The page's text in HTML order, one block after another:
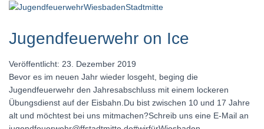
Jugendfeuerwehr on Ice
Veröffentlicht: 23. Dezember 2019
Bevor es im neuen Jahr wieder losgeht, beging die
Jugendfeuerwehr den Jahresabschluss mit einem lockeren
Übungsdienst auf der Eisbahn.Du bist zwischen 10 und 17 Jahre
alt und möchtest bei uns mitmachen?Schreib uns eine E-Mail an